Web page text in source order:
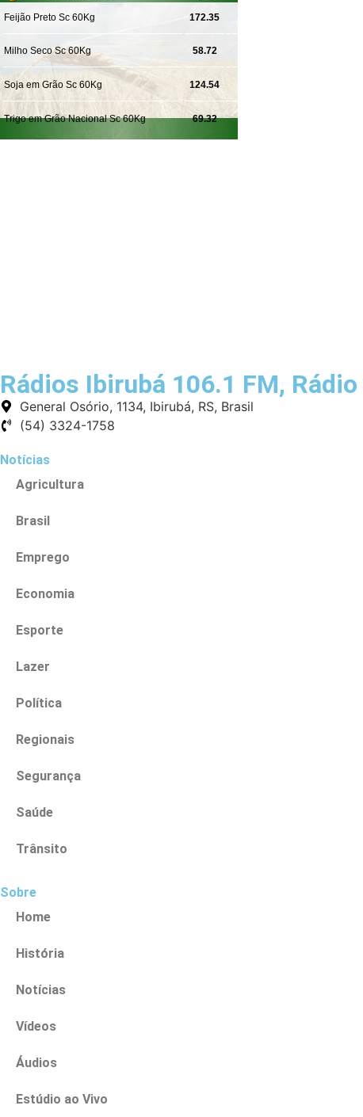
Rádios Ibirubá 106.1 FM,
General Osório, 1134, Ibirubá, RS, Brasil
(54) 3324-1758
Notícias
Agricultura
Brasil
Emprego
Economia
Esporte
Lazer
Política
Regionais
Segurança
Saúde
Trânsito
Sobre
Home
História
Notícias
Vídeos
Áudios
Estúdio ao Vivo